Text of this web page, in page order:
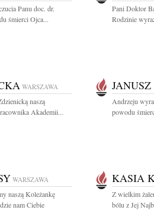
Panu doc. dr.
śmierci Ojca...
Pani Doktor
Rodzinie
WARSZAWA
naszą
Akademii...
Andrzeju
powodu
WARSZAWA
naszą Koleżankę
nam Ciebie
KASIA
Z wielkim
bólu z Jej